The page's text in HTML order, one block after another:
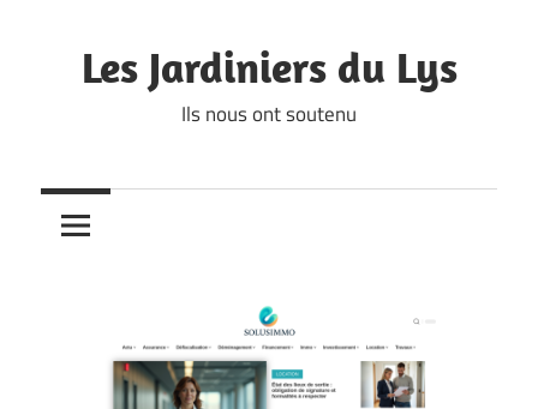
contentLes Jardiniers du Lys
Ils nous ont soutenu